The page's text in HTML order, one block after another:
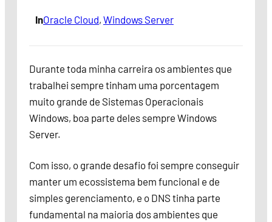
InOracle Cloud, Windows Server
Durante toda minha carreira os ambientes que
trabalhei sempre tinham uma porcentagem
muito grande de Sistemas Operacionais
Windows, boa parte deles sempre Windows
Server.
Com isso, o grande desafio foi sempre conseguir
manter um ecossistema bem funcional e de
simples gerenciamento, e o DNS tinha parte
fundamental na maioria dos ambientes que